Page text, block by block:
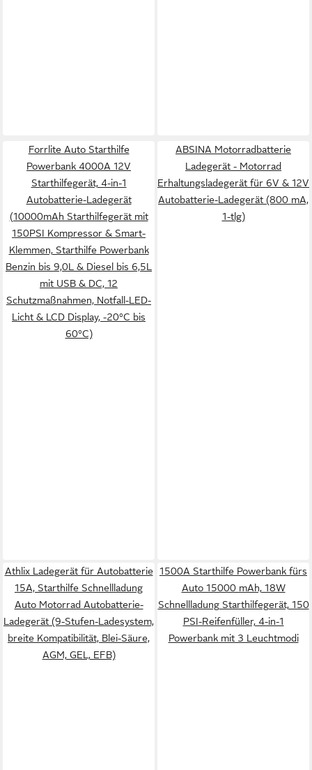
Forrlite Auto Starthilfe
Powerbank 4000A 12V
Starthilfegerät, 4-in-1
Autobatterie-Ladegerät
(10000mAh Starthilfegerät mit
150PSI Kompressor & Smart-
Klemmen, Starthilfe Powerbank
Benzin bis 9,0L & Diesel bis 6,5L
mit USB & DC, 12
Schutzmaßnahmen, Notfall-LED-
Licht & LCD Display, -20°C bis
60°C)
ABSINA Motorradbatterie
Ladegerät - Motorrad
Erhaltungsladegerät für 6V & 12V
Autobatterie-Ladegerät (800 mA,
1-tlg)
Athlix Ladegerät für Autobatterie
15A, Starthilfe Schnellladung
Auto Motorrad Autobatterie-
Ladegerät (9-Stufen-Ladesystem,
breite Kompatibilität, Blei-Säure,
AGM, GEL, EFB)
1500A Starthilfe Powerbank fürs
Auto 15000 mAh, 18W
Schnellladung Starthilfegerät, 150
PSI-Reifenfüller, 4-in-1
Powerbank mit 3 Leuchtmodi